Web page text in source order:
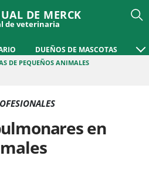
DE MERCK
de veterinaria
DUEÑOS DE MASCOTAS
DE PEQUEÑOS ANIMALES
en